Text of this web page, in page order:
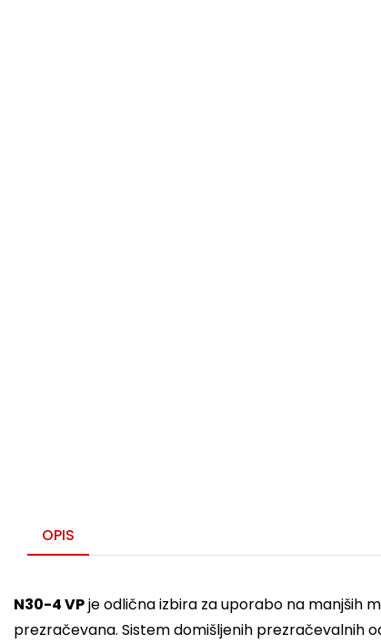
OPIS
N30-4 VPje odlična izbira za uporabo na manjših
prezračevana. Sistem domišljenih prezračevalnih